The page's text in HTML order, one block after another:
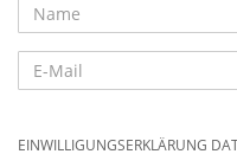
EINWILLIGUNGSERKLÄRUNG